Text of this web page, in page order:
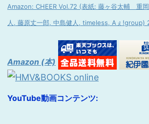
Amazon: CHEER Vol.72 (表紙: 藤ヶ谷太輔 重
人, 藤原丈一郎, 中島健人, timeless, Aぇ
Amazon (本)
YouTube動画コンテンツ: